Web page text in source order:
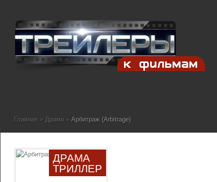
Главная » Драма » Арбитраж (Arbitrage)
ДРАМА
ТРИЛЛЕР